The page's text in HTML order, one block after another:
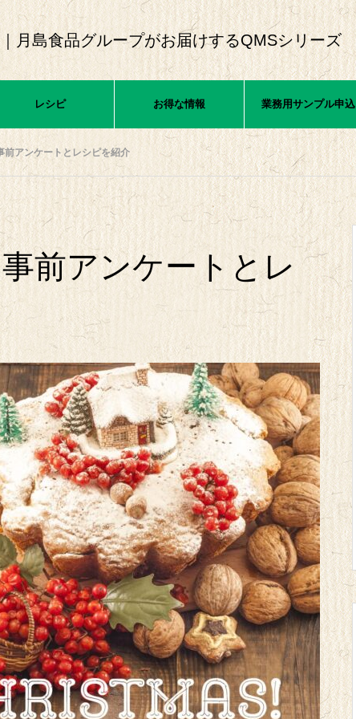
月島食品グループがお届けするQMSシリーズ
レシピ お得な情報 業務用サンプル申込
前アンケートとレシピを紹介
前アンケートとレ